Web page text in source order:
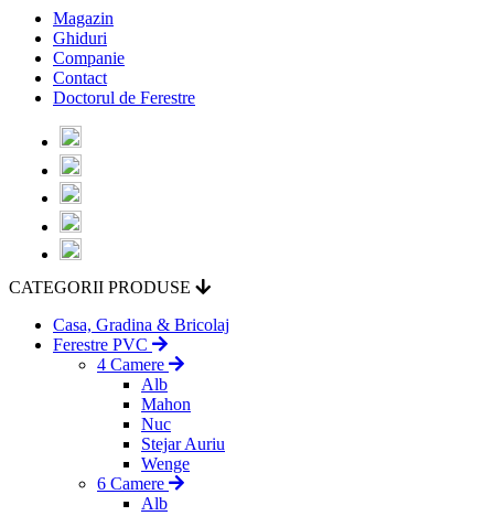
Magazin
Ghiduri
Companie
Contact
Doctorul de Ferestre
CATEGORII PRODUSE
Casa, Gradina & Bricolaj
Ferestre PVC
4 Camere
Alb
Mahon
Nuc
Stejar Auriu
Wenge
6 Camere
Alb